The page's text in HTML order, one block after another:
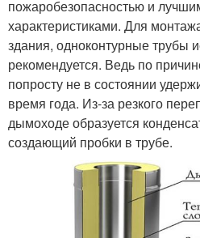
пожаробезопасностью и
характеристиками. Для
здания, одноконтурные трубы
рекомендуется. Ведь по
попросту не в состоянии
время года. Из-за резкого
дымоходе образуется
создающий пробки в трубе.